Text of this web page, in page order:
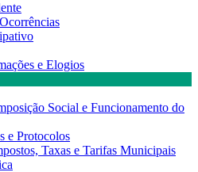
e Elogios
Social e Funcionamento do
e Protocolos
Taxas e Tarifas Municipais